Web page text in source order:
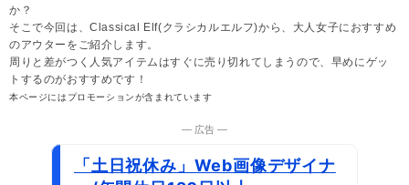
か？
そこで今回は、Classical Elf(クラシカルエルフ)から、大人女子におすすめ
のアウターをご紹介します。
周りと差がつく人気アイテムはすぐに売り切れてしまうので、早めにゲッ
トするのがおすすめです！
本ページにはプロモーションが含まれています
― 広告 ―
「土日祝休み」Web画像デザイナ